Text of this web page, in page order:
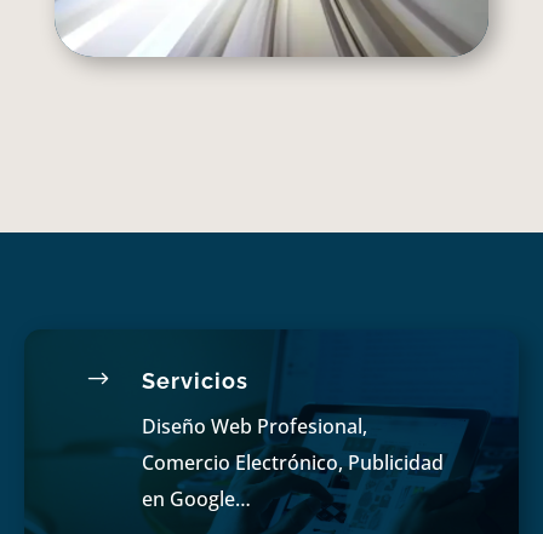
$ Servicios
Diseño Web Profesional,
Comercio Electrónico, Publicidad
en Google…